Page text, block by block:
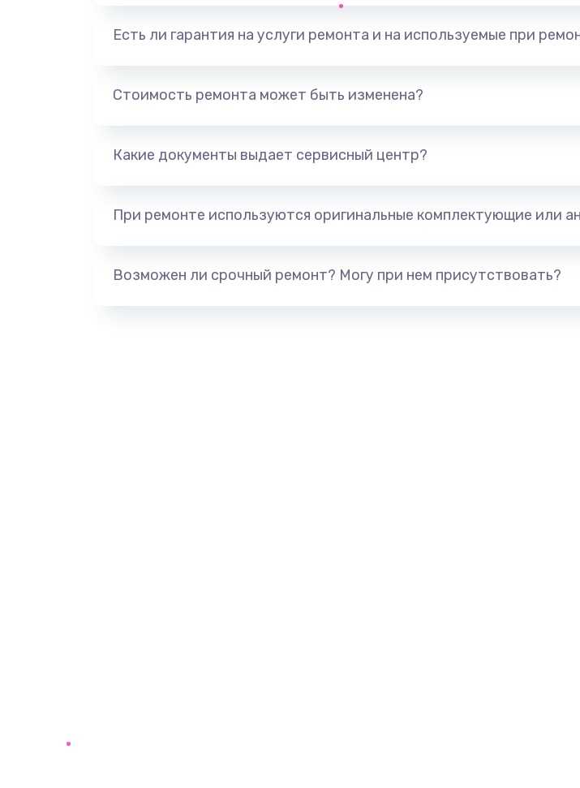
Есть ли гарантия на услуги ремонта и на используемые при
Стоимость ремонта может быть изменена?
Какие документы выдает сервисный центр?
При ремонте используются оригинальные комплектующие или
Возможен ли срочный ремонт? Могу при нем присутствовать?